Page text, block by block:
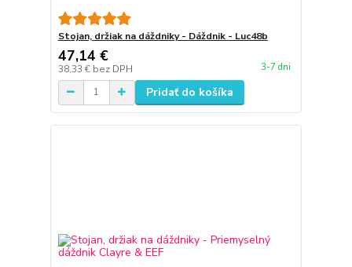
Stojan, držiak na dáždniky - Dáždnik - Luc48b
47,14 €
38,33 € bez DPH 3-7 dni
Pridať do košíka